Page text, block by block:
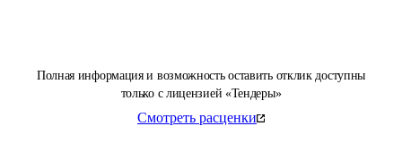
Полная информация и возможность оставить отклик доступны
только с лицензией «Тендеры»
Смотреть расценки